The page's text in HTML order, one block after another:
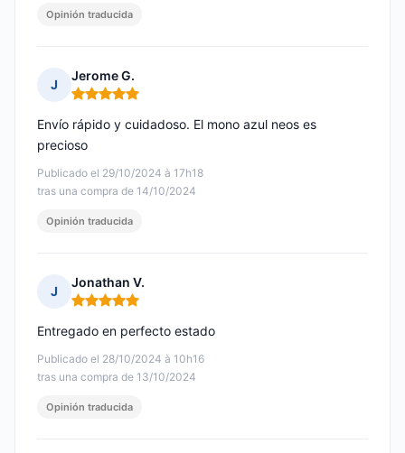
Opinión traducida
J
Jerome G.
Nota: 5 de 5
Publicado el 29/10/2024 à 17h18
tras una compra de 14/10/2024
Envío rápido y cuidadoso. El mono azul neos es
precioso
Opinión traducida
J
Jonathan V.
Nota: 5 de 5
Publicado el 28/10/2024 à 10h16
tras una compra de 13/10/2024
Entregado en perfecto estado
Opinión traducida